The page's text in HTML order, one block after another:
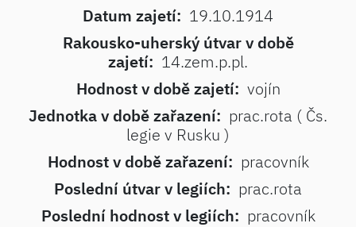
Datum zajetí: 19.10.1914
Rakousko-uherský útvar v době
zajetí: 14.zem.p.pl.
Hodnost v době zajetí: vojín
Jednotka v době zařazení: prac.rota ( Čs.
legie v Rusku )
Hodnost v době zařazení: pracovník
Poslední útvar v legiích: prac.rota
Poslední hodnost v legiích: pracovník